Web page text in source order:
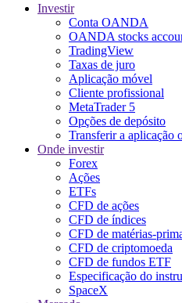
Investir
Conta OANDA
OANDA stocks
TradingView
Taxas de juro
Aplicação móvel
Cliente profissional
MetaTrader 5
Opções de depósito
Transferir a aplicação
Onde investir
Forex
Ações
ETFs
CFD de ações
CFD de índices
CFD de matérias-
CFD de criptomoeda
CFD de fundos ETF
Especificação do
SpaceX